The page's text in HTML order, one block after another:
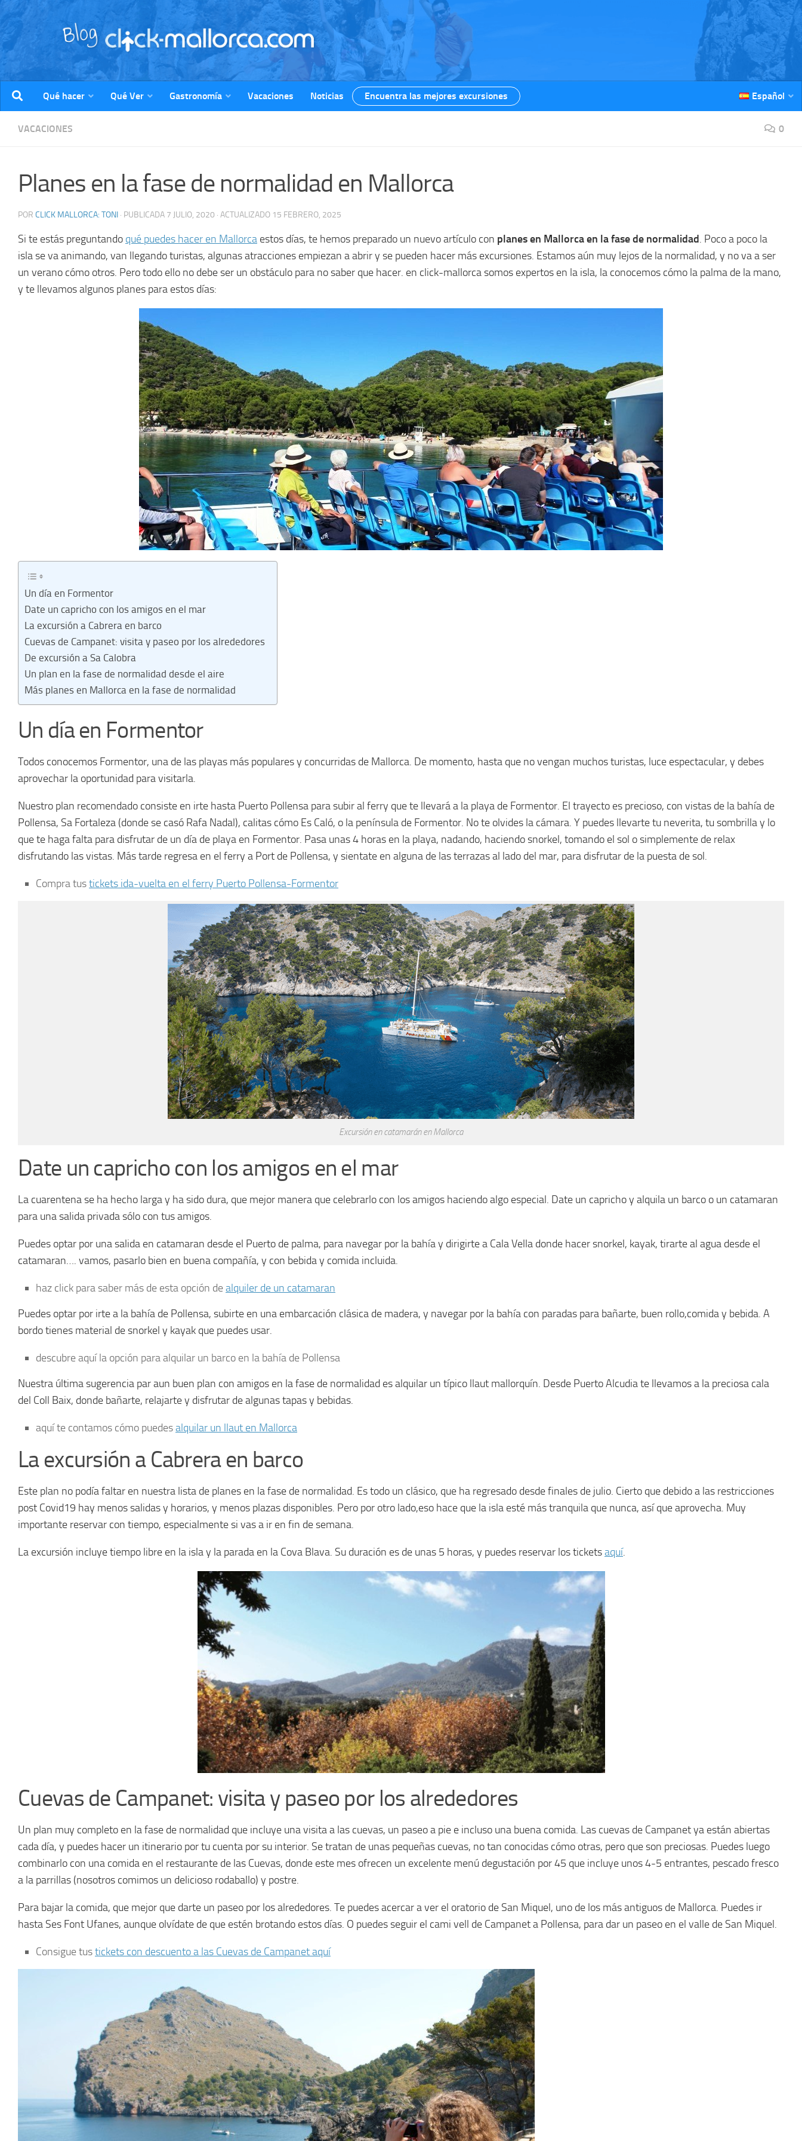
Saltar al contenido
Qué hacer Qué Ver Gastronomía Vacaciones Noticias Encuentra las mejores excursiones Español
VACACIONES 0
Planes en la fase de normalidad en Mallorca
POR CLICK MALLORCA: TONI · PUBLICADA 7 JULIO, 2020 · ACTUALIZADO 15 FEBRERO, 2025
Si te estás preguntando qué puedes hacer en Mallorca estos días, te hemos preparado un nuevo artículo con planes en Mallorca en la fase de normalidad. Poco a poco la
isla se va animando, van llegando turistas, algunas atracciones empiezan a abrir y se pueden hacer más excursiones. Estamos aún muy lejos de la normalidad, y no va a ser
un verano cómo otros. Pero todo ello no debe ser un obstáculo para no saber que hacer. en click-mallorca somos expertos en la isla, la conocemos cómo la palma de la mano,
y te llevamos algunos planes para estos días:
Un día en Formentor
Date un capricho con los amigos en el mar
La excursión a Cabrera en barco
Cuevas de Campanet: visita y paseo por los alrededores
De excursión a Sa Calobra
Un plan en la fase de normalidad desde el aire
Más planes en Mallorca en la fase de normalidad
Un día en Formentor
Todos conocemos Formentor, una de las playas más populares y concurridas de Mallorca. De momento, hasta que no vengan muchos turistas, luce espectacular, y debes
aprovechar la oportunidad para visitarla.
Nuestro plan recomendado consiste en irte hasta Puerto Pollensa para subir al ferry que te llevará a la playa de Formentor. El trayecto es precioso, con vistas de la bahía de
Pollensa, Sa Fortaleza (donde se casó Rafa Nadal), calitas cómo Es Caló, o la península de Formentor. No te olvides la cámara. Y puedes llevarte tu neverita, tu sombrilla y lo
que te haga falta para disfrutar de un día de playa en Formentor. Pasa unas 4 horas en la playa, nadando, haciendo snorkel, tomando el sol o simplemente de relax
disfrutando las vistas. Más tarde regresa en el ferry a Port de Pollensa, y sientate en alguna de las terrazas al lado del mar, para disfrutar de la puesta de sol.
Compra tustickets ida-vuelta en el ferry Puerto Pollensa-Formentor
Excursión en catamarán en Mallorca
Date un capricho con los amigos en el mar
La cuarentena se ha hecho larga y ha sido dura, que mejor manera que celebrarlo con los amigos haciendo algo especial. Date un capricho y alquila un barco o un catamaran
para una salida privada sólo con tus amigos.
Puedes optar por una salida en catamaran desde el Puerto de palma, para navegar por la bahía y dirigirte a Cala Vella donde hacer snorkel, kayak, tirarte al agua desde el
catamaran…. vamos, pasarlo bien en buena compañía, y con bebida y comida incluida.
haz click para saber más de esta opción dealquiler de un catamaran
Puedes optar por irte a la bahía de Pollensa, subirte en una embarcación clásica de madera, y navegar por la bahía con paradas para bañarte, buen rollo,comida y bebida. A
bordo tienes material de snorkel y kayak que puedes usar.
descubre aquí la opción para alquilar un barco en la bahía de Pollensa
Nuestra última sugerencia par aun buen plan con amigos en la fase de normalidad es alquilar un típico llaut mallorquín. Desde Puerto Alcudia te llevamos a la preciosa cala
del Coll Baix, donde bañarte, relajarte y disfrutar de algunas tapas y bebidas.
aquí te contamos cómo puedesalquilar un llaut en Mallorca
La excursión a Cabrera en barco
Este plan no podía faltar en nuestra lista de planes en la fase de normalidad. Es todo un clásico, que ha regresado desde finales de julio. Cierto que debido a las restricciones
post Covid19 hay menos salidas y horarios, y menos plazas disponibles. Pero por otro lado,eso hace que la isla esté más tranquila que nunca, así que aprovecha. Muy
importante reservar con tiempo, especialmente si vas a ir en fin de semana.
La excursión incluye tiempo libre en la isla y la parada en la Cova Blava. Su duración es de unas 5 horas, y puedes reservar los ticketsaquí.
Cuevas de Campanet: visita y paseo por los alrededores
Un plan muy completo en la fase de normalidad que incluye una visita a las cuevas, un paseo a pie e incluso una buena comida. Las cuevas de Campanet ya están abiertas
cada día, y puedes hacer un itinerario por tu cuenta por su interior. Se tratan de unas pequeñas cuevas, no tan conocidas cómo otras, pero que son preciosas. Puedes luego
combinarlo con una comida en el restaurante de las Cuevas, donde este mes ofrecen un excelente menú degustación por 45 que incluye unos 4-5 entrantes, pescado fresco
a la parrillas (nosotros comimos un delicioso rodaballo) y postre.
Para bajar la comida, que mejor que darte un paseo por los alrededores. Te puedes acercar a ver el oratorio de San Miquel, uno de los más antiguos de Mallorca. Puedes ir
hasta Ses Font Ufanes, aunque olvídate de que estén brotando estos días. O puedes seguir el cami vell de Campanet a Pollensa, para dar un paseo en el valle de San Miquel.
Consigue tustickets con descuento a las Cuevas de Campanet aquí